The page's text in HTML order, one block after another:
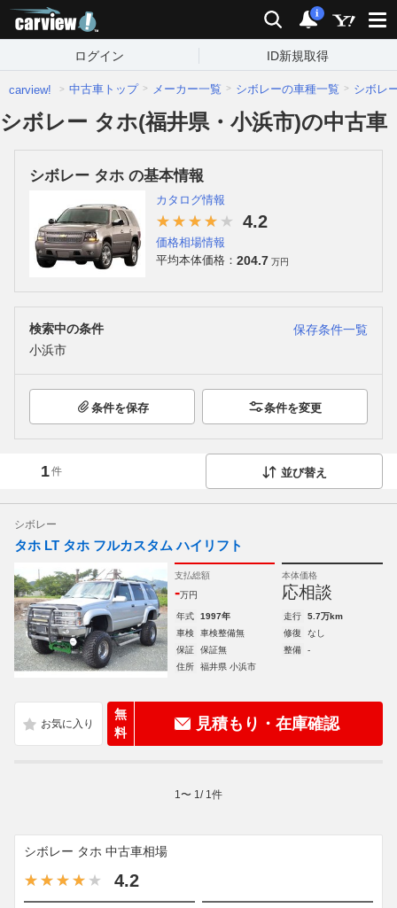
検索 通知
i
ログイン ID新規取得
carview! 中古車トップ メーカー一覧 シボレーの車種一覧 シボレ
シボレー タホ(福井県・小浜市)の中古車
シボレー タホ の基本情報
カタログ情報
4.2
価格相場情報
平均本体価格： 204.7 万円
検索中の条件
保存条件一覧
小浜市
条件を保存 条件を変更
1件 並び替え
シボレー
タホ LT タホ フルカスタム ハイリフト
支払総額
-万円
本体価格
応相談
年式 1997年 走行
5.7万km
車検
車検整備無 修復
なし
保証
保証無 整備
-
住所
福井県 小浜市
無
料
見積もり・在庫確認
1 〜 1 / 1 件
シボレー タホ 中古車相場
4.2